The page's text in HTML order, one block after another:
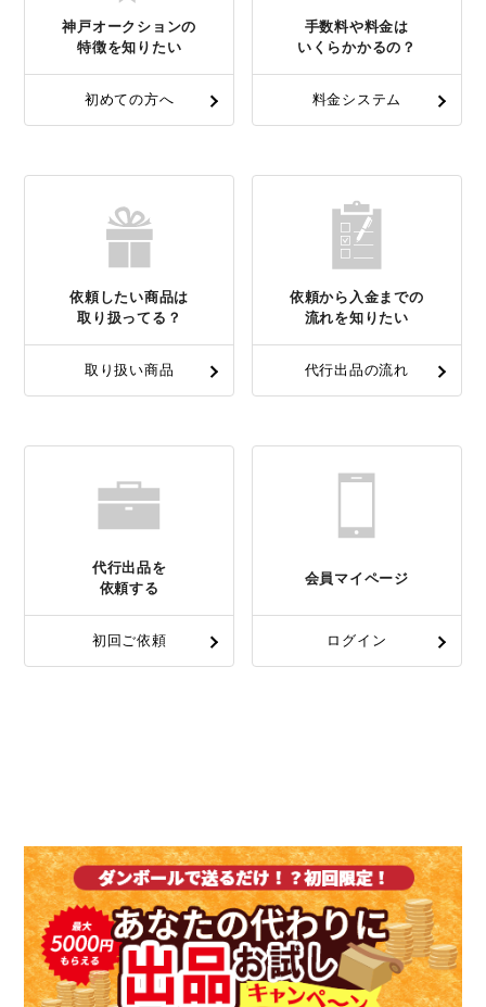
神戸オークションの
特徴を知りたい
初めての方へ
手数料や料金は
いくらかかるの？
料金システム
依頼したい商品は
取り扱ってる？
取り扱い商品
依頼から入金までの
流れを知りたい
代行出品の流れ
代行出品を
依頼する
初回ご依頼
会員マイページ
ログイン